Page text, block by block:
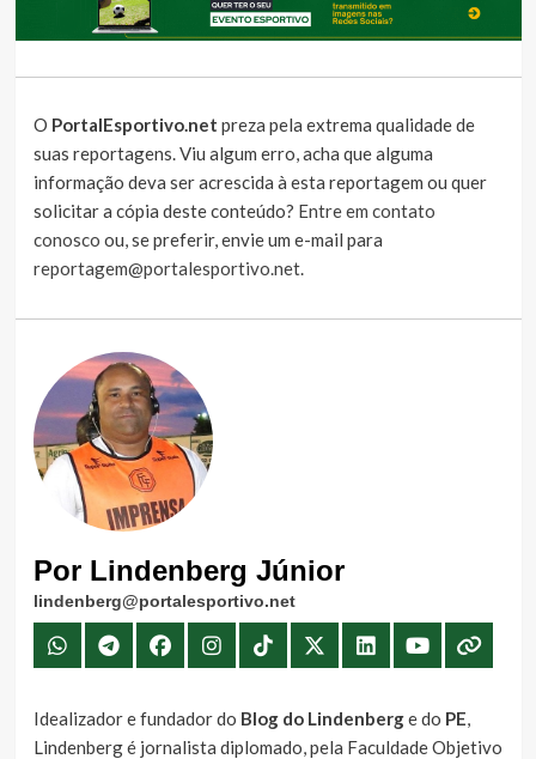
O PortalEsportivo.net preza pela extrema qualidade de
suas reportagens. Viu algum erro, acha que alguma
informação deva ser acrescida à esta reportagem ou quer
solicitar a cópia deste conteúdo? Entre em contato
conosco ou, se preferir, envie um e-mail para
reportagem@portalesportivo.net.
Por Lindenberg Júnior
lindenberg@portalesportivo.net
Idealizador e fundador do Blog do Lindenberge do PE,
Lindenberg é jornalista diplomado, pela Faculdade Objetivo